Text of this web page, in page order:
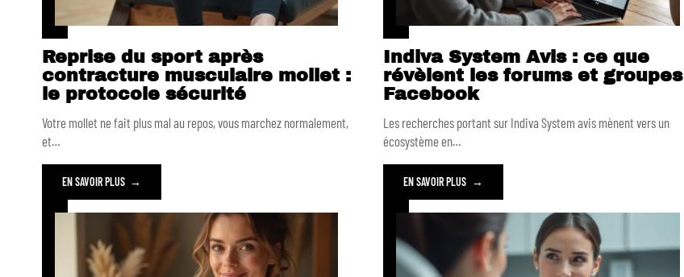
Reprise du sport après
contracture musculaire mollet :
le protocole sécurité
Votre mollet ne fait plus mal au repos, vous marchez normalement,
et…
EN SAVOIR PLUS
Indiva System Avis : ce que
révèlent les forums et groupes
Facebook
Les recherches portant sur Indiva System avis mènent vers un
écosystème en…
EN SAVOIR PLUS